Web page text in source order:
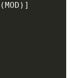
(MOD )]